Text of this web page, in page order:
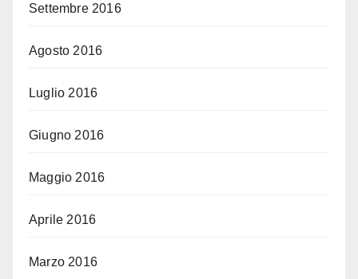
Settembre 2016
Agosto 2016
Luglio 2016
Giugno 2016
Maggio 2016
Aprile 2016
Marzo 2016